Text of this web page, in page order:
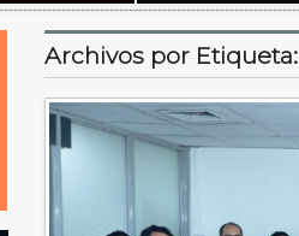
Archivos por Etiqueta: